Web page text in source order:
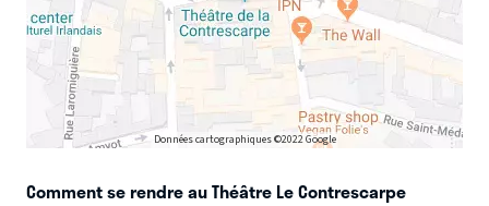
Données cartographiques ©2022 Google
Comment se rendre au Théâtre Le Contrescarpe